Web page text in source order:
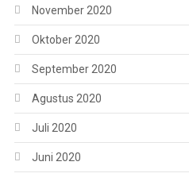
November 2020
Oktober 2020
September 2020
Agustus 2020
Juli 2020
Juni 2020